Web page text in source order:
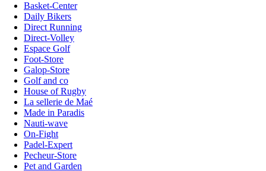
Basket-Center
Daily Bikers
Direct Running
Direct-Volley
Espace Golf
Foot-Store
Galop-Store
Golf and co
House of Rugby
La sellerie de Maé
Made in Paradis
Nauti-wave
On-Fight
Padel-Expert
Pecheur-Store
Pet and Garden